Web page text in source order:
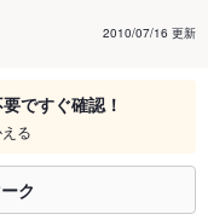
2010/07/16 更新
ですぐ確認！
る
ク